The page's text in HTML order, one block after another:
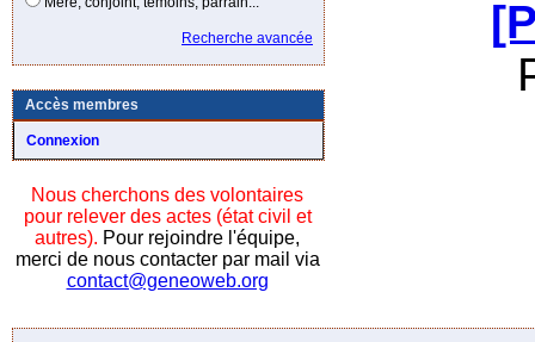
Recherche avancée
Accès membres
Connexion
Nous cherchons des volontaires
pour relever des actes (état civil et
autres). Pour rejoindre l'équipe,
merci de nous contacter par mail via
contact@geneoweb.org